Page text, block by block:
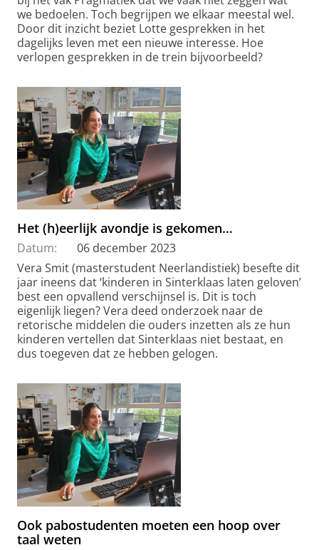
we bedoelen. Toch begrijpen we elkaar meestal wel.
Door dit inzicht beziet Lotte gesprekken in het
dagelijks leven met een nieuwe interesse. Hoe
verlopen gesprekken in de trein bijvoorbeeld?
Het (h)eerlijk avondje is gekomen…
Datum:
06 december 2023
Vera Smit (masterstudent Neerlandistiek) besefte dit
jaar ineens dat ‘kinderen in Sinterklaas laten geloven’
best een opvallend verschijnsel is. Dit is toch
eigenlijk liegen? Vera deed onderzoek naar de
retorische middelen die ouders inzetten als ze hun
kinderen vertellen dat Sinterklaas niet bestaat, en
dus toegeven dat ze hebben gelogen.
Ook pabostudenten moeten een hoop over
taal weten